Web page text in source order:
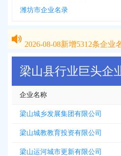
潍坊市企业名录
新增 条企业
2026-08-08新增5312条企业
梁山县行业巨头企
企业名称
梁山城乡发展集团有限公司
梁山城教教育投资有限公司
梁山运河城市更新有限公司